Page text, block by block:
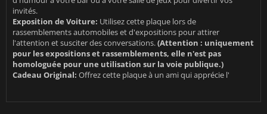
invités.
Exposition de Voiture: Utilisez cette plaque lors de
rassemblements automobiles et d'expositions pour attirer
l'attention et susciter des conversations.(Attention : uniquement
pour les expositions et rassemblements, elle n'est pas
homologuée pour une utilisation sur la voie publique.)
Cadeau Original: Offrez cette plaque à un ami qui apprécie l'